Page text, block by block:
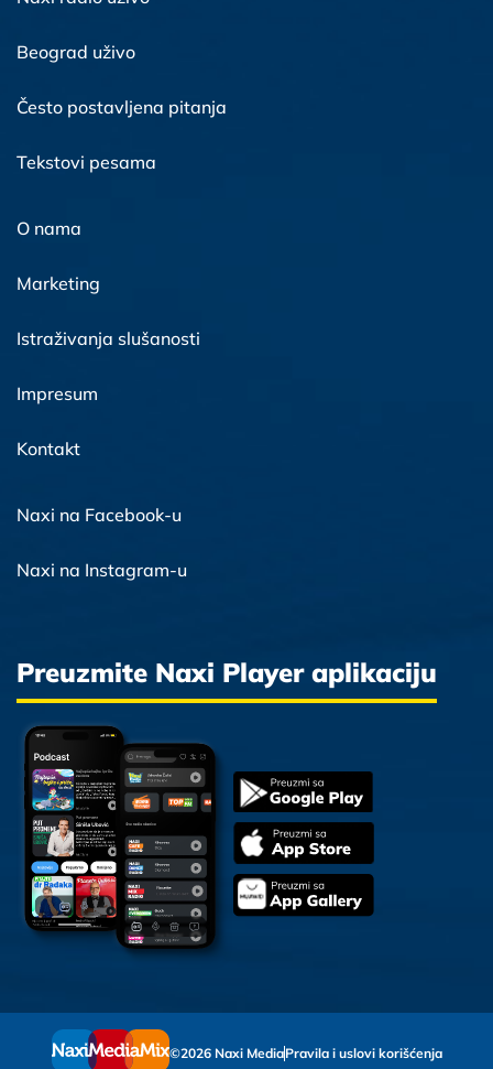
Beograd uživo
Često postavljena pitanja
Tekstovi pesama
O nama
Marketing
Istraživanja slušanosti
Impresum
Kontakt
Naxi na Facebook-u
Naxi na Instagram-u
Preuzmite Naxi Player aplikaciju
©2026 Naxi MediaPravila i uslovi korišćenja